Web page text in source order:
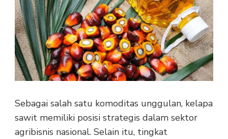
Sebagai salah satu komoditas unggulan, kelapa
sawit memiliki posisi strategis dalam sektor
agribisnis nasional. Selain itu, tingkat